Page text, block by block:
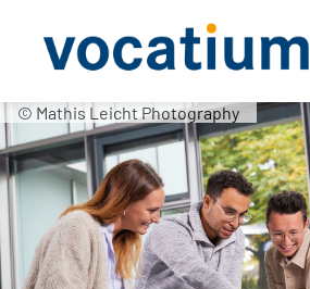
© Mathis Leicht Photography